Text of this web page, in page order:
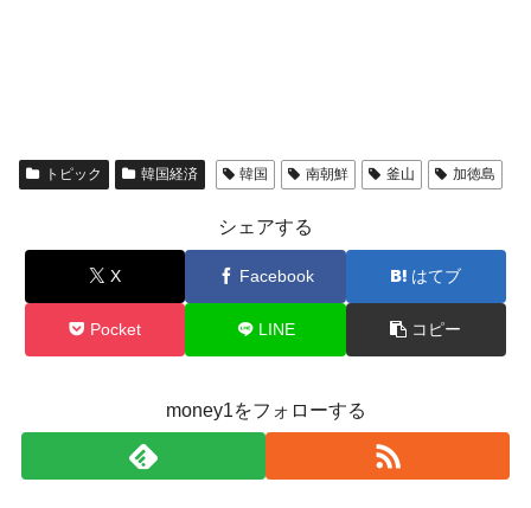
トピック 韓国経済 韓国 南朝鮮 釜山 加徳島
シェアする
X Facebook はてブ
Pocket LINE コピー
money1をフォローする